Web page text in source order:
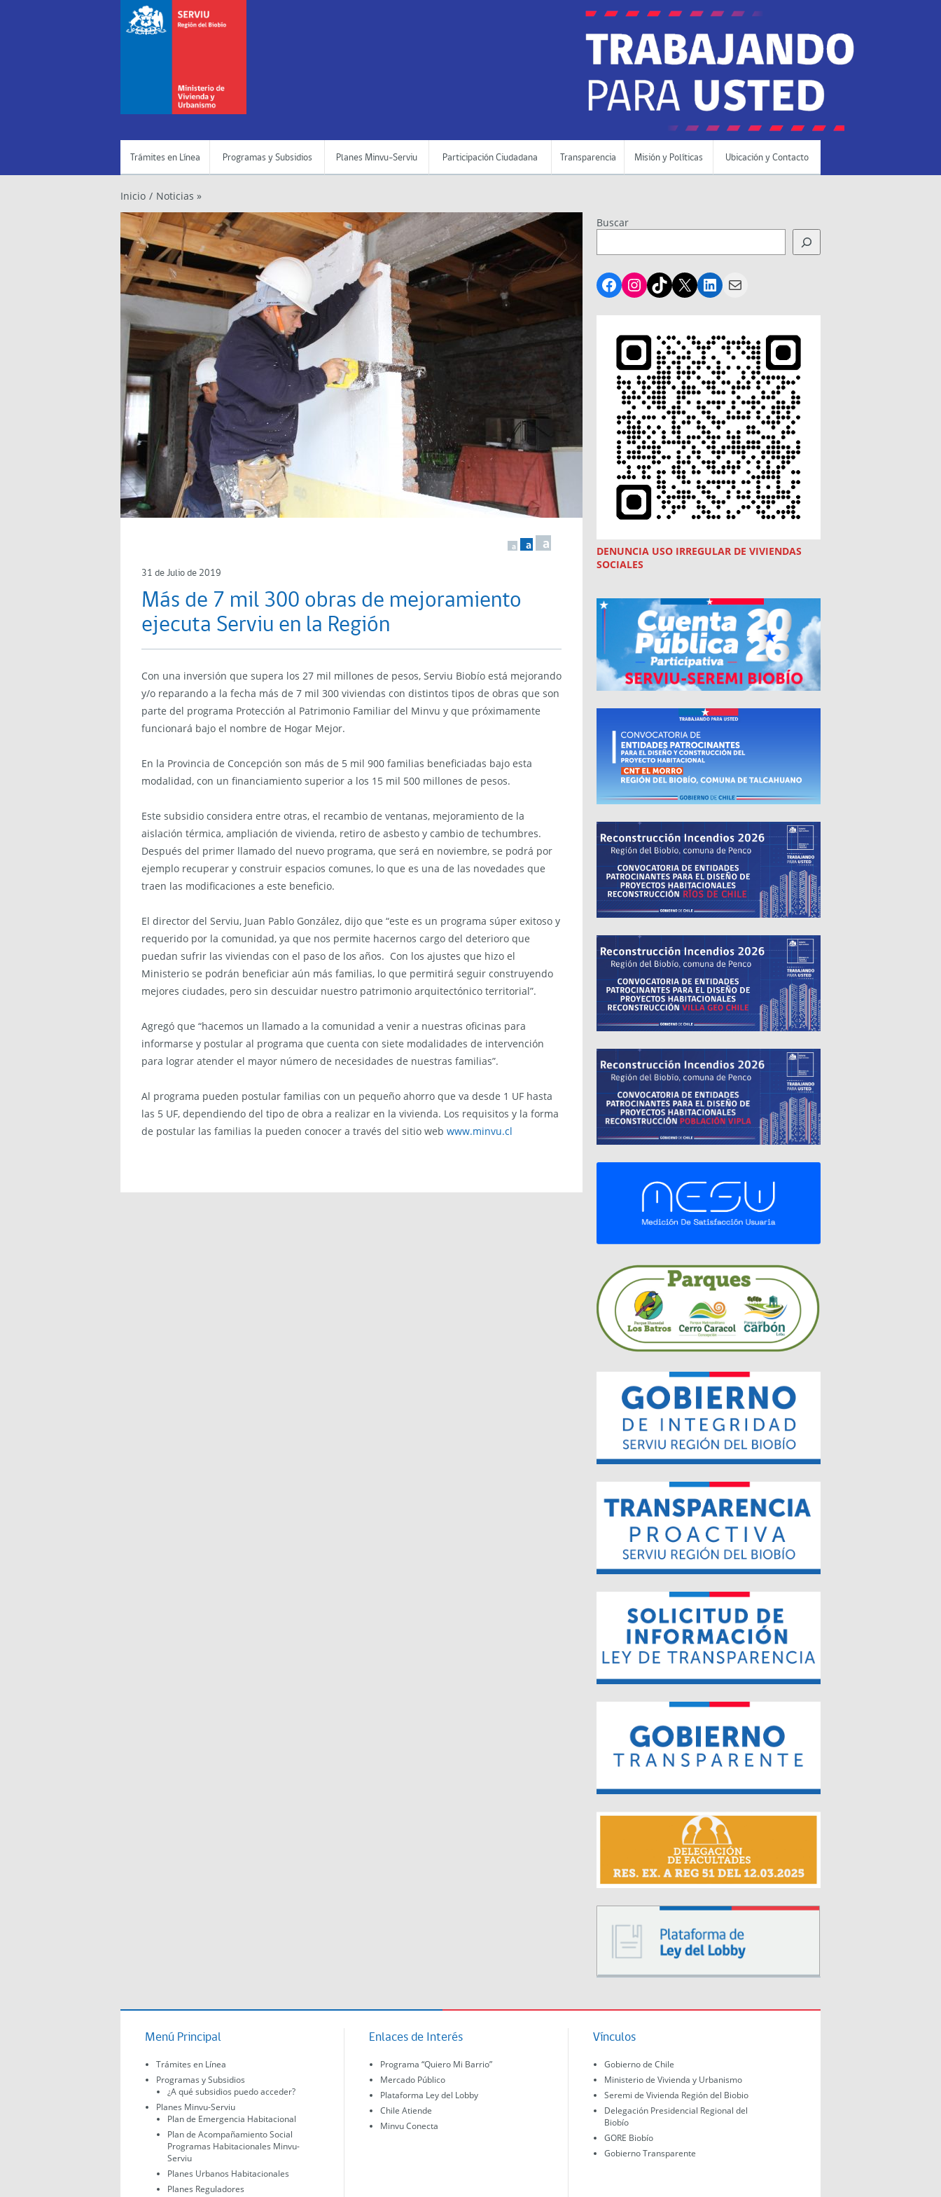
Trámites en Línea Programas y Subsidios Planes Minvu-Serviu Participación Ciudadana Transparencia Misión y Políticas Ubicación y Contacto
Inicio / Noticias »
a a a
31 de Julio de 2019
Más de 7 mil 300 obras de mejoramiento
ejecuta Serviu en la Región
Con una inversión que supera los 27 mil millones de pesos, Serviu Biobío está mejorando
y/o reparando a la fecha más de 7 mil 300 viviendas con distintos tipos de obras que son
parte del programa Protección al Patrimonio Familiar del Minvu y que próximamente
funcionará bajo el nombre de Hogar Mejor.
En la Provincia de Concepción son más de 5 mil 900 familias beneficiadas bajo esta
modalidad, con un financiamiento superior a los 15 mil 500 millones de pesos.
Este subsidio considera entre otras, el recambio de ventanas, mejoramiento de la
aislación térmica, ampliación de vivienda, retiro de asbesto y cambio de techumbres.
Después del primer llamado del nuevo programa, que será en noviembre, se podrá por
ejemplo recuperar y construir espacios comunes, lo que es una de las novedades que
traen las modificaciones a este beneficio.
El director del Serviu, Juan Pablo González, dijo que “este es un programa súper exitoso y
requerido por la comunidad, ya que nos permite hacernos cargo del deterioro que
puedan sufrir las viviendas con el paso de los años. Con los ajustes que hizo el
Ministerio se podrán beneficiar aún más familias, lo que permitirá seguir construyendo
mejores ciudades, pero sin descuidar nuestro patrimonio arquitectónico territorial”.
Agregó que “hacemos un llamado a la comunidad a venir a nuestras oficinas para
informarse y postular al programa que cuenta con siete modalidades de intervención
para lograr atender el mayor número de necesidades de nuestras familias”.
Al programa pueden postular familias con un pequeño ahorro que va desde 1 UF hasta
las 5 UF, dependiendo del tipo de obra a realizar en la vivienda. Los requisitos y la forma
de postular las familias la pueden conocer a través del sitio web www.minvu.cl
Buscar
Facebook
Instagram
TikTok
X LinkedIn
Mail
DENUNCIA USO IRREGULAR DE VIVIENDAS
SOCIALES
Menú Principal
Trámites en Línea
Programas y Subsidios
¿A qué subsidios puedo acceder?
Planes Minvu-Serviu
Plan de Emergencia Habitacional
Plan de Acompañamiento Social
Programas Habitacionales Minvu-
Serviu
Planes Urbanos Habitacionales
Planes Reguladores
Enlaces de Interés
Programa “Quiero Mi Barrio”
Mercado Público
Plataforma Ley del Lobby
Chile Atiende
Minvu Conecta
Vínculos
Gobierno de Chile
Ministerio de Vivienda y Urbanismo
Seremi de Vivienda Región del Biobio
Delegación Presidencial Regional del
Biobío
GORE Biobío
Gobierno Transparente